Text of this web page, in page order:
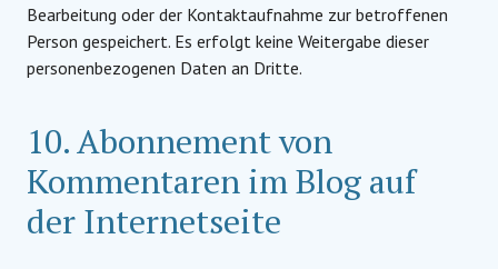
Bearbeitung oder der Kontaktaufnahme zur betroffenen
Person gespeichert. Es erfolgt keine Weitergabe dieser
personenbezogenen Daten an Dritte.
10. Abonnement von
Kommentaren im Blog auf
der Internetseite